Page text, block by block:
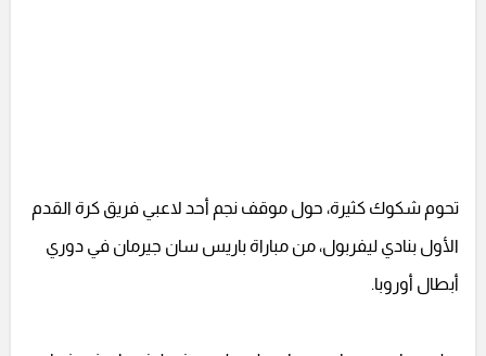
تحوم شكوك كثيرة، حول موقف نجم أحد لاعبي فريق كرة القدم
الأول بنادي ليفربول، من مباراة باريس سان جيرمان في دوري
أبطال أوروبا.